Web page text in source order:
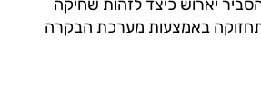
יארוש כיצד לזהות שחיקה
תחזוקה באמצעות מערכת הבקרה